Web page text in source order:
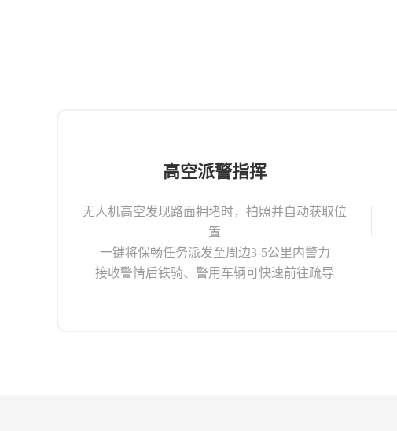
高空派警指挥
无人机高空发现路面拥堵时，拍照并自动获取位
置
一键将保畅任务派发至周边3-5公里内警力
接收警情后铁骑、警用车辆可快速前往疏导